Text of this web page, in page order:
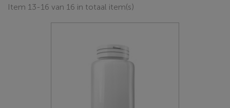
Item 13-16 van 16 in totaal item(s)